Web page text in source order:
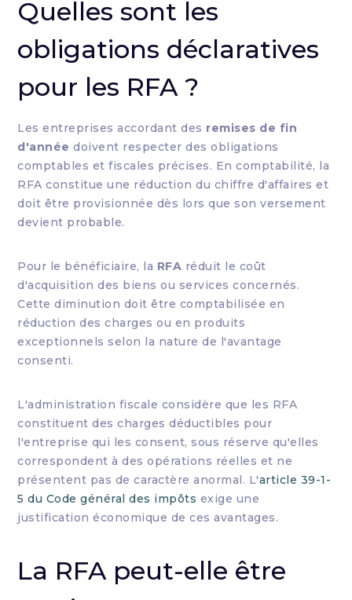
Quelles sont les
obligations déclaratives
pour les RFA ?
Les entreprises accordant des remises de fin
d'année doivent respecter des obligations
comptables et fiscales précises. En comptabilité, la
RFA constitue une réduction du chiffre d'affaires et
doit être provisionnée dès lors que son versement
devient probable.
Pour le bénéficiaire, la RFA réduit le coût
d'acquisition des biens ou services concernés.
Cette diminution doit être comptabilisée en
réduction des charges ou en produits
exceptionnels selon la nature de l'avantage
consenti.
L'administration fiscale considère que les RFA
constituent des charges déductibles pour
l'entreprise qui les consent, sous réserve qu'elles
correspondent à des opérations réelles et ne
présentent pas de caractère anormal. L'article 39-1-
5 du Code général des impôts exige une
justification économique de ces avantages.
La RFA peut-elle être